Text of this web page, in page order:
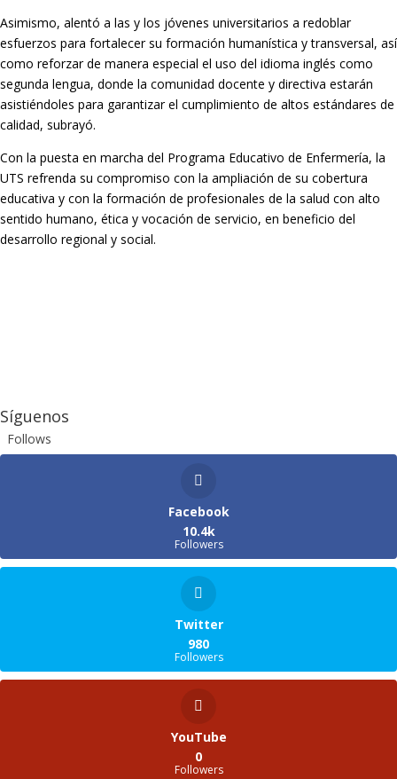
Asimismo, alentó a las y los jóvenes universitarios a redoblar
esfuerzos para fortalecer su formación humanística y transversal, así
como reforzar de manera especial el uso del idioma inglés como
segunda lengua, donde la comunidad docente y directiva estarán
asistiéndoles para garantizar el cumplimiento de altos estándares de
calidad, subrayó.
Con la puesta en marcha del Programa Educativo de Enfermería, la
UTS refrenda su compromiso con la ampliación de su cobertura
educativa y con la formación de profesionales de la salud con alto
sentido humano, ética y vocación de servicio, en beneficio del
desarrollo regional y social.
Síguenos
Follows
Facebook
10.4k
Followers
Twitter
980
Followers
YouTube
0
Followers